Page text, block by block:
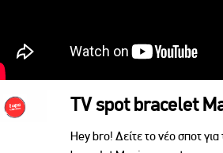
TV spot bracelet
Hey bro! Δείτε το νέο σποτ